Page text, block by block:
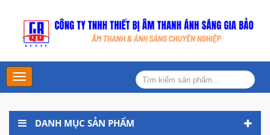
Main
Menu
DANH MỤC SẢN PHẨM